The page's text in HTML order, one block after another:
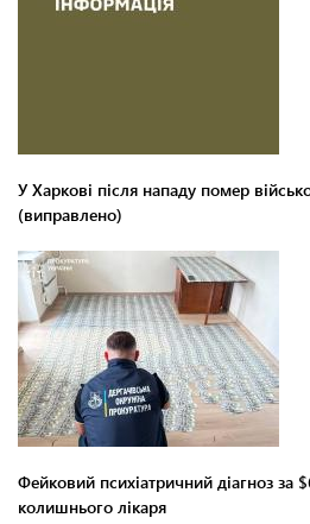
У Харкові після нападу помер
(виправлено)
Фейковий психіатричний діагноз за
колишнього лікаря